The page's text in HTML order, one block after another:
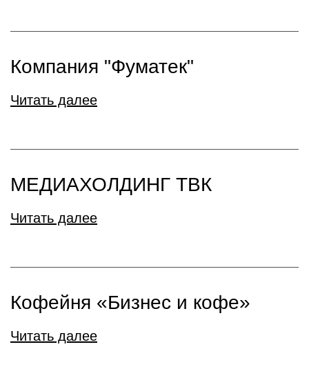
Компания "Фуматек"
Читать далее
МЕДИАХОЛДИНГ ТВК
Читать далее
Кофейня «Бизнес и кофе»
Читать далее